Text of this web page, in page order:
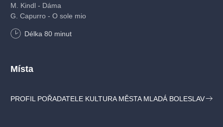
M. Kindl - Dáma
G. Capurro - O sole mio
G. Gerschwim - Porgy a Bess Sporting Life
Š. Trnavský - Keby som bol vtáčkom
Š. Trnavský - Nožka
R. Cocciante: Il tempo delle cattedrali
Délka 80 minut
Místa
PROFIL POŘADATELE KULTURA MĚSTA MLADÁ BOLESLAV